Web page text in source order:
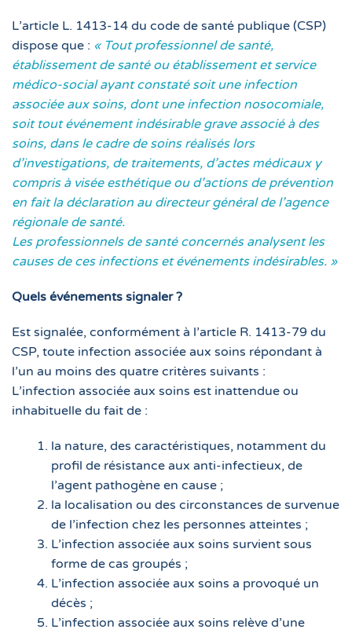
L’article L. 1413-14 du code de santé publique (CSP)
dispose que : « Tout professionnel de santé,
établissement de santé ou établissement et service
médico-social ayant constaté soit une infection
associée aux soins, dont une infection nosocomiale,
soit tout événement indésirable grave associé à des
soins, dans le cadre de soins réalisés lors
d’investigations, de traitements, d’actes médicaux y
compris à visée esthétique ou d’actions de prévention
en fait la déclaration au directeur général de l’agence
régionale de santé.
Les professionnels de santé concernés analysent les
causes de ces infections et événements indésirables. »
Quels événements signaler ?
Est signalée, conformément à l’article R. 1413-79 du
CSP, toute infection associée aux soins répondant à
l’un au moins des quatre critères suivants :
L’infection associée aux soins est inattendue ou
inhabituelle du fait de :
la nature, des caractéristiques, notamment du
profil de résistance aux anti-infectieux, de
l’agent pathogène en cause ;
la localisation ou des circonstances de survenue
de l’infection chez les personnes atteintes ;
L’infection associée aux soins survient sous
forme de cas groupés ;
L’infection associée aux soins a provoqué un
décès ;
L’infection associée aux soins relève d’une